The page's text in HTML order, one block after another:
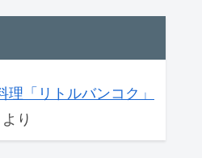
「リトルバンコク」
より